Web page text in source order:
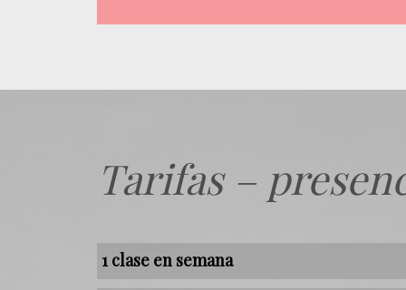
Tarifas –
1 clase en semana